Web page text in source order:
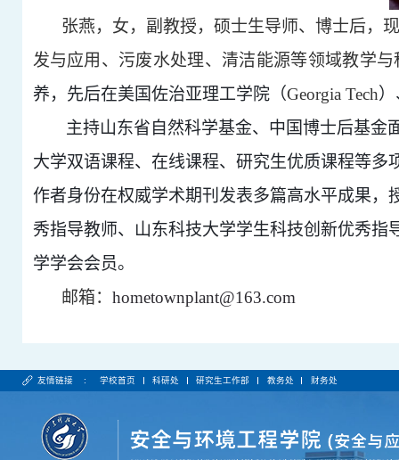
张燕，女，副教授，硕士生导师、博士后，
发与应用、污废水处理、清洁能源等领域教学
养，先后在美国佐治亚理工学院（Georgia Tech
主持山东省自然科学基金、中国博士后基
大学双语课程、在线课程、研究生优质课程等多
作者身份在权威学术期刊发表多篇高水平成果，
秀指导教师、山东科技大学学生科技创新优秀
学学会会员。
邮箱： hometownplant@163.com
友情链接 : 学校首页 科研处 研究生工作部 教务处 财务处